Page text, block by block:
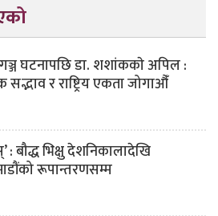
घटनापछि डा. शशांककाे अपिल :
सद्भाव र राष्ट्रिय एकता जोगाऔँ
: बौद्ध भिक्षु देशनिकालादेखि
रूपान्तरणसम्म